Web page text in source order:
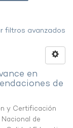
filtros avanzados
en
de
y Certificación
de